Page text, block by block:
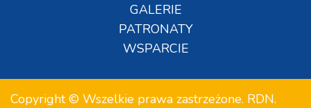
GALERIE
PATRONATY
WSPARCIE
Copyright © Wszelkie prawa zastrzeżone. RDN.